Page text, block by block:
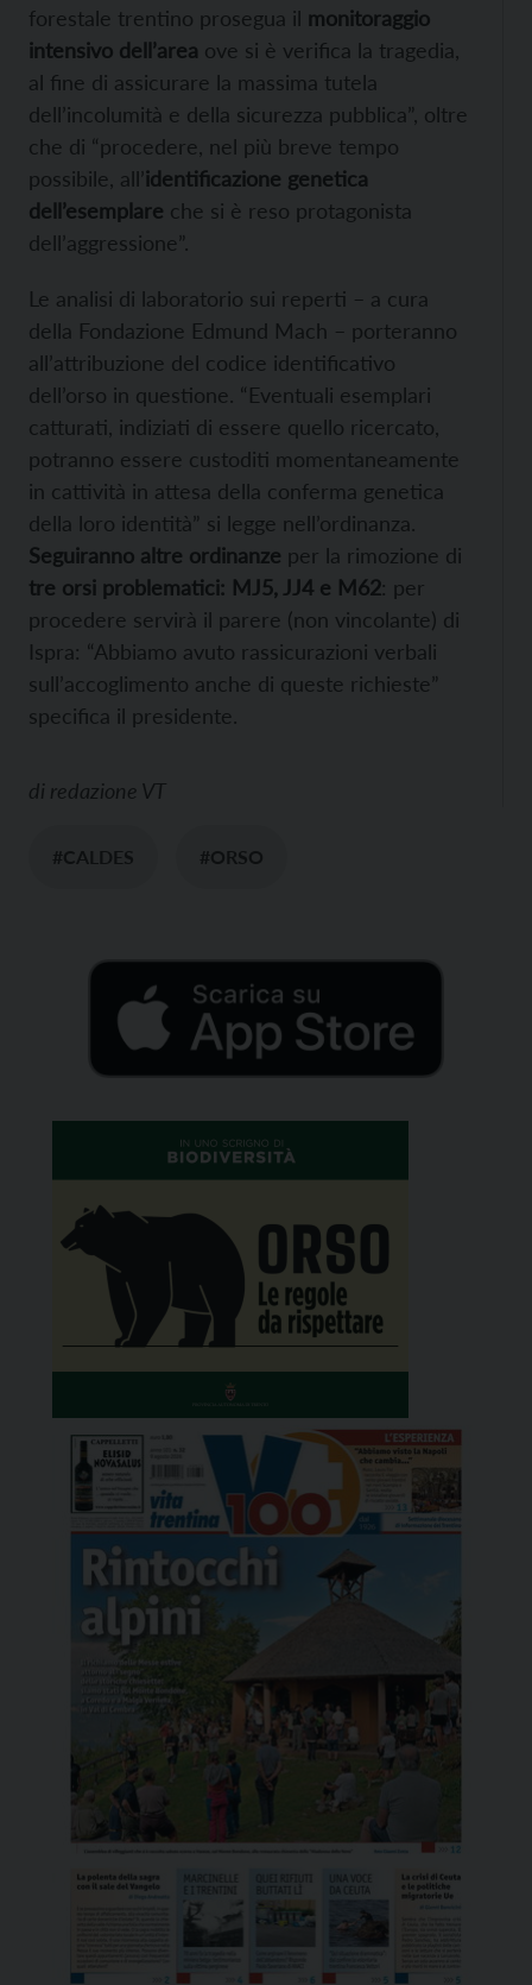
forestale trentino prosegua il monitoraggio
intensivo dell’area ove si è verifica la tragedia,
al fine di assicurare la massima tutela
dell’incolumità e della sicurezza pubblica”, oltre
che di “procedere, nel più breve tempo
possibile, all’identificazione genetica
dell’esemplare che si è reso protagonista
dell’aggressione”.
Le analisi di laboratorio sui reperti – a cura
della Fondazione Edmund Mach – porteranno
all’attribuzione del codice identificativo
dell’orso in questione. “Eventuali esemplari
catturati, indiziati di essere quello ricercato,
potranno essere custoditi momentaneamente
in cattività in attesa della conferma genetica
della loro identità” si legge nell’ordinanza.
Seguiranno altre ordinanze per la rimozione di
tre orsi problematici: MJ5, JJ4 e M62: per
procedere servirà il parere (non vincolante) di
Ispra: “Abbiamo avuto rassicurazioni verbali
sull’accoglimento anche di queste richieste”
specifica il presidente.
di redazione VT
#CALDES #ORSO